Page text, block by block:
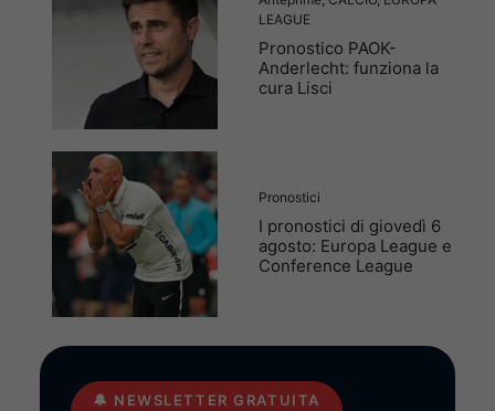
LEAGUE
Pronostico PAOK-
Anderlecht: funziona la
cura Lisci
Pronostici
I pronostici di giovedì 6
agosto: Europa League e
Conference League
🔔 NEWSLETTER GRATUITA